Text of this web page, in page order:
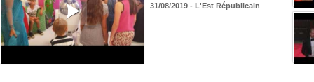
31/08/2019 - L'Est Républicain